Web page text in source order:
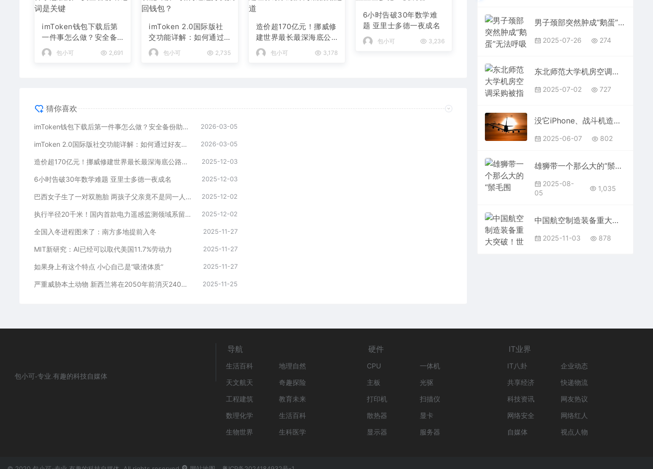
imToken钱包下载后第
一件事怎么做？安全备
份助记词是关键
包小可 2,691
imToken 2.0国际版社
交功能详解：如何通过
好友找回钱包？
包小可 2,735
造价超170亿元！挪威修
建世界最长最深海底公
路隧道
包小可 3,178
6小时告破30年数学难
题 亚里士多德一夜成名
包小可 3,236
猜你喜欢
imToken钱包下载后第一件事怎么做？安全备份助记词是关键 2026-03-05
imToken 2.0国际版社交功能详解：如何通过好友找回钱包？ 2026-03-05
造价超170亿元！挪威修建世界最长最深海底公路隧道 2025-12-03
6小时告破30年数学难题 亚里士多德一夜成名 2025-12-03
巴西女子生了一对双胞胎 两孩子父亲竟不是同一人！ 2025-12-02
执行半径20千米！国内首款电力遥感监测领域系留飞艇首飞 2025-12-02
全国入冬进程图来了：南方多地提前入冬 2025-11-27
MIT新研究：AI已经可以取代美国11.7%劳动力 2025-11-27
如果身上有这个特点 小心自己是“吸渣体质” 2025-11-27
严重威胁本土动物 新西兰将在2050年前消灭240万只野猫 2025-11-25
男子颈部突然肿成“鹅蛋”无法呼吸 医生：晚来半小时可能窒息死亡
2025-07-26 274
东北师范大学机房空调采购被指价高 学校：跟普通民用空调不一样
2025-07-02 727
没它iPhone、战斗机造不出！美国欧洲印度等集体求供应：我国稀土为何这么强
2025-06-07 802
雄狮带一个那么大的“鬃毛围脖”：它们在非洲捕猎真的不热吗
2025-08-
05
1,035
中国航空制造装备重大突破！世界最大蒙皮拉伸机通过验收
2025-11-03 878
包小可-专业.有趣的科技自媒体
导航
生活百科
地理自然
天文航天
奇趣探险
工程建筑
教育未来
数理化学
生活百科
生物世界
生科医学
硬件
CPU
一体机
主板
光驱
打印机
扫描仪
散热器
显卡
显示器
服务器
IT业界
IT八卦
企业动态
共享经济
快递物流
科技资讯
网友热议
网络安全
网络红人
自媒体
视点人物